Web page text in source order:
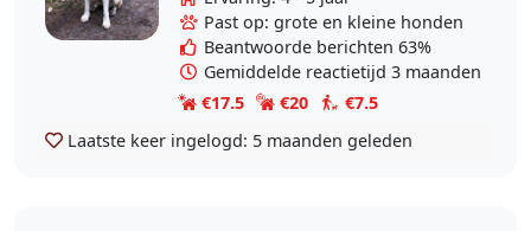
dieren en in het bijzonder grote
honden. Helaas..
Past op: grote en kleine honden
Beantwoorde berichten 63%
Gemiddelde reactietijd 3 maanden
€17.5
€20
€7.5
Laatste keer ingelogd: 5 maanden geleden